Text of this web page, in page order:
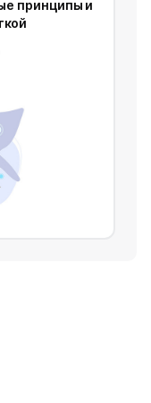
принципы и